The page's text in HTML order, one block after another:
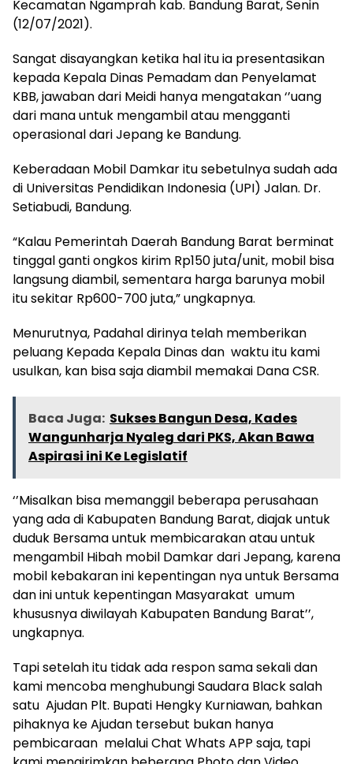
Kecamatan Ngamprah kab. Bandung Barat, Senin
(12/07/2021).
Sangat disayangkan ketika hal itu ia presentasikan
kepada Kepala Dinas Pemadam dan Penyelamat
KBB, jawaban dari Meidi hanya mengatakan ‘’uang
dari mana untuk mengambil atau mengganti
operasional dari Jepang ke Bandung.
Keberadaan Mobil Damkar itu sebetulnya sudah ada
di Universitas Pendidikan Indonesia (UPI) Jalan. Dr.
Setiabudi, Bandung.
“Kalau Pemerintah Daerah Bandung Barat berminat
tinggal ganti ongkos kirim Rp150 juta/unit, mobil bisa
langsung diambil, sementara harga barunya mobil
itu sekitar Rp600-700 juta,” ungkapnya.
Menurutnya, Padahal dirinya telah memberikan
peluang Kepada Kepala Dinas dan waktu itu kami
usulkan, kan bisa saja diambil memakai Dana CSR.
Baca Juga: Sukses Bangun Desa, Kades
Wangunharja Nyaleg dari PKS, Akan Bawa
Aspirasi ini Ke Legislatif
‘’Misalkan bisa memanggil beberapa perusahaan
yang ada di Kabupaten Bandung Barat, diajak untuk
duduk Bersama untuk membicarakan atau untuk
mengambil Hibah mobil Damkar dari Jepang, karena
mobil kebakaran ini kepentingan nya untuk Bersama
dan ini untuk kepentingan Masyarakat umum
khususnya diwilayah Kabupaten Bandung Barat’’,
ungkapnya.
Tapi setelah itu tidak ada respon sama sekali dan
kami mencoba menghubungi Saudara Black salah
satu Ajudan Plt. Bupati Hengky Kurniawan, bahkan
pihaknya ke Ajudan tersebut bukan hanya
pembicaraan melalui Chat Whats APP saja, tapi